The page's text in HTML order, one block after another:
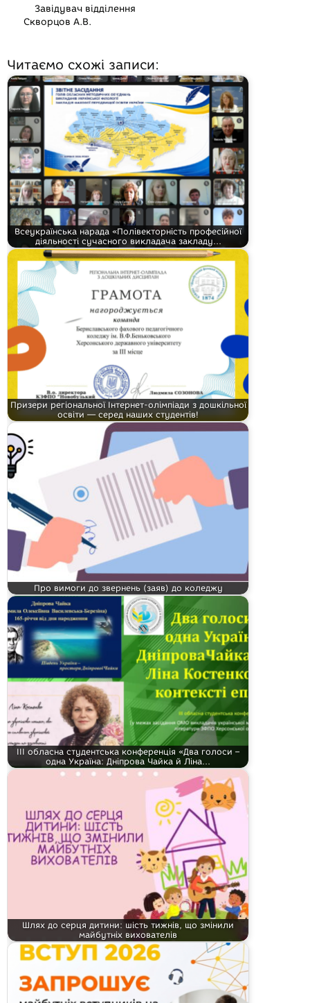
Завідувач відділення
Скворцов А.В.
Читаємо схожі записи:
Всеукраїнська нарада «Полівекторність професійної
діяльності сучасного викладача закладу…
Призери регіональної Інтернет-олімпіади з дошкільної
освіти — серед наших студентів!
Про вимоги до звернень (заяв) до коледжу
ІІІ обласна студентська конференція «Два голоси –
одна Україна: Дніпрова Чайка й Ліна…
Шлях до серця дитини: шість тижнів, що змінили
майбутніх вихователів